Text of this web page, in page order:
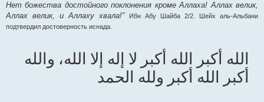
Нет божества достойного поклонения кроме Аллаха! Аллах велик,
Аллах велик, и Аллаху хвала!”
Ибн Абу Шайба 2/2. Шейх аль-Альбани
подтвердил достоверность иснада.
الله أكبر الله أكبر لا إله إلا الله، والله
أكبر الله أكبر ولله الحمد